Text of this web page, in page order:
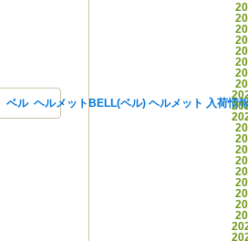
ベル, ヘルメット BELL(ベル) ヘルメット 入荷情